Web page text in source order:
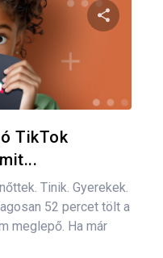
TikTok
Tinik. Gyerekek.
52 percet tölt a
meglepő. Ha már